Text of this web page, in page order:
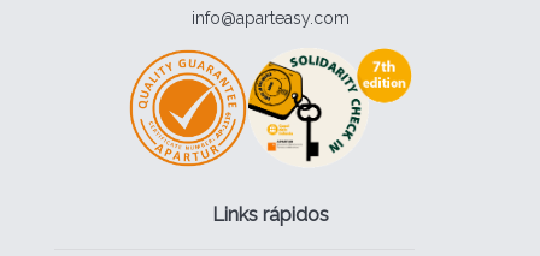
info@aparteasy.com
Links rápidos